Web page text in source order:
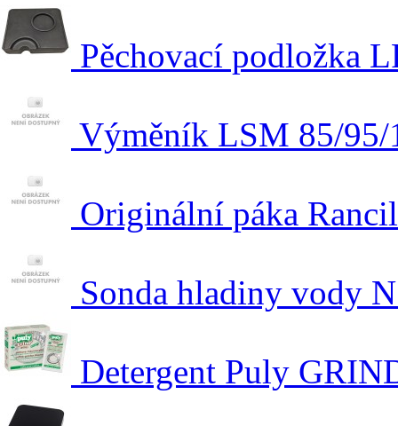
Pěchovací podložka
Výměník LSM 85/95/
Originální páka
Sonda hladiny vody
Detergent Puly